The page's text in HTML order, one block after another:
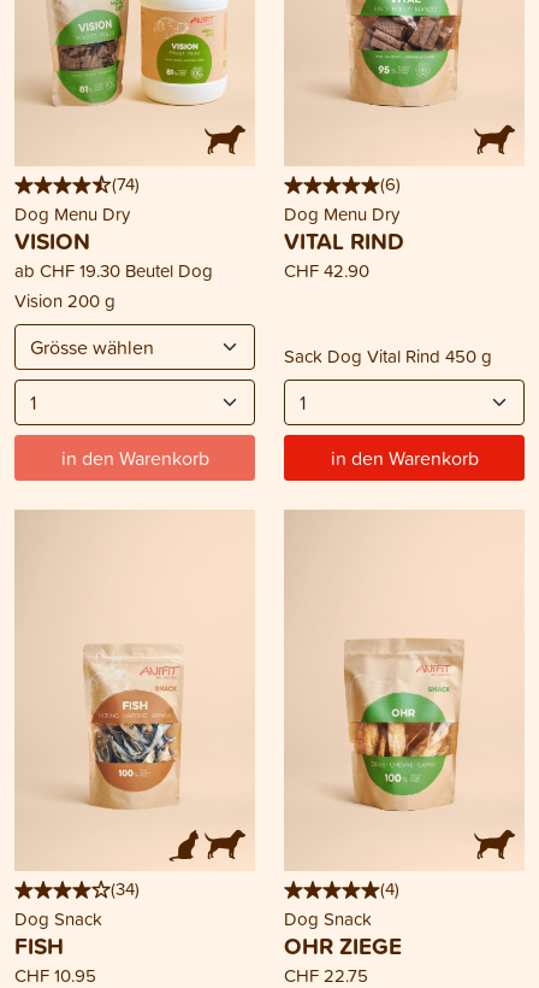
(74)
Dog Menu Dry
VISION
ab CHF 19.30 Beutel Dog
Vision 200 g
in den Warenkorb
(6)
Dog Menu Dry
VITAL RIND
CHF 42.90
Sack Dog Vital Rind 450 g
in den Warenkorb
(34)
Dog Snack
FISH
CHF 10.95
(4)
Dog Snack
OHR ZIEGE
CHF 22.75